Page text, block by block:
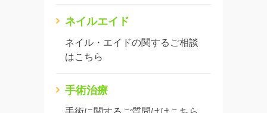
ネイルエイド
ネイル・エイドの関するご相談
はこちら
手術治療